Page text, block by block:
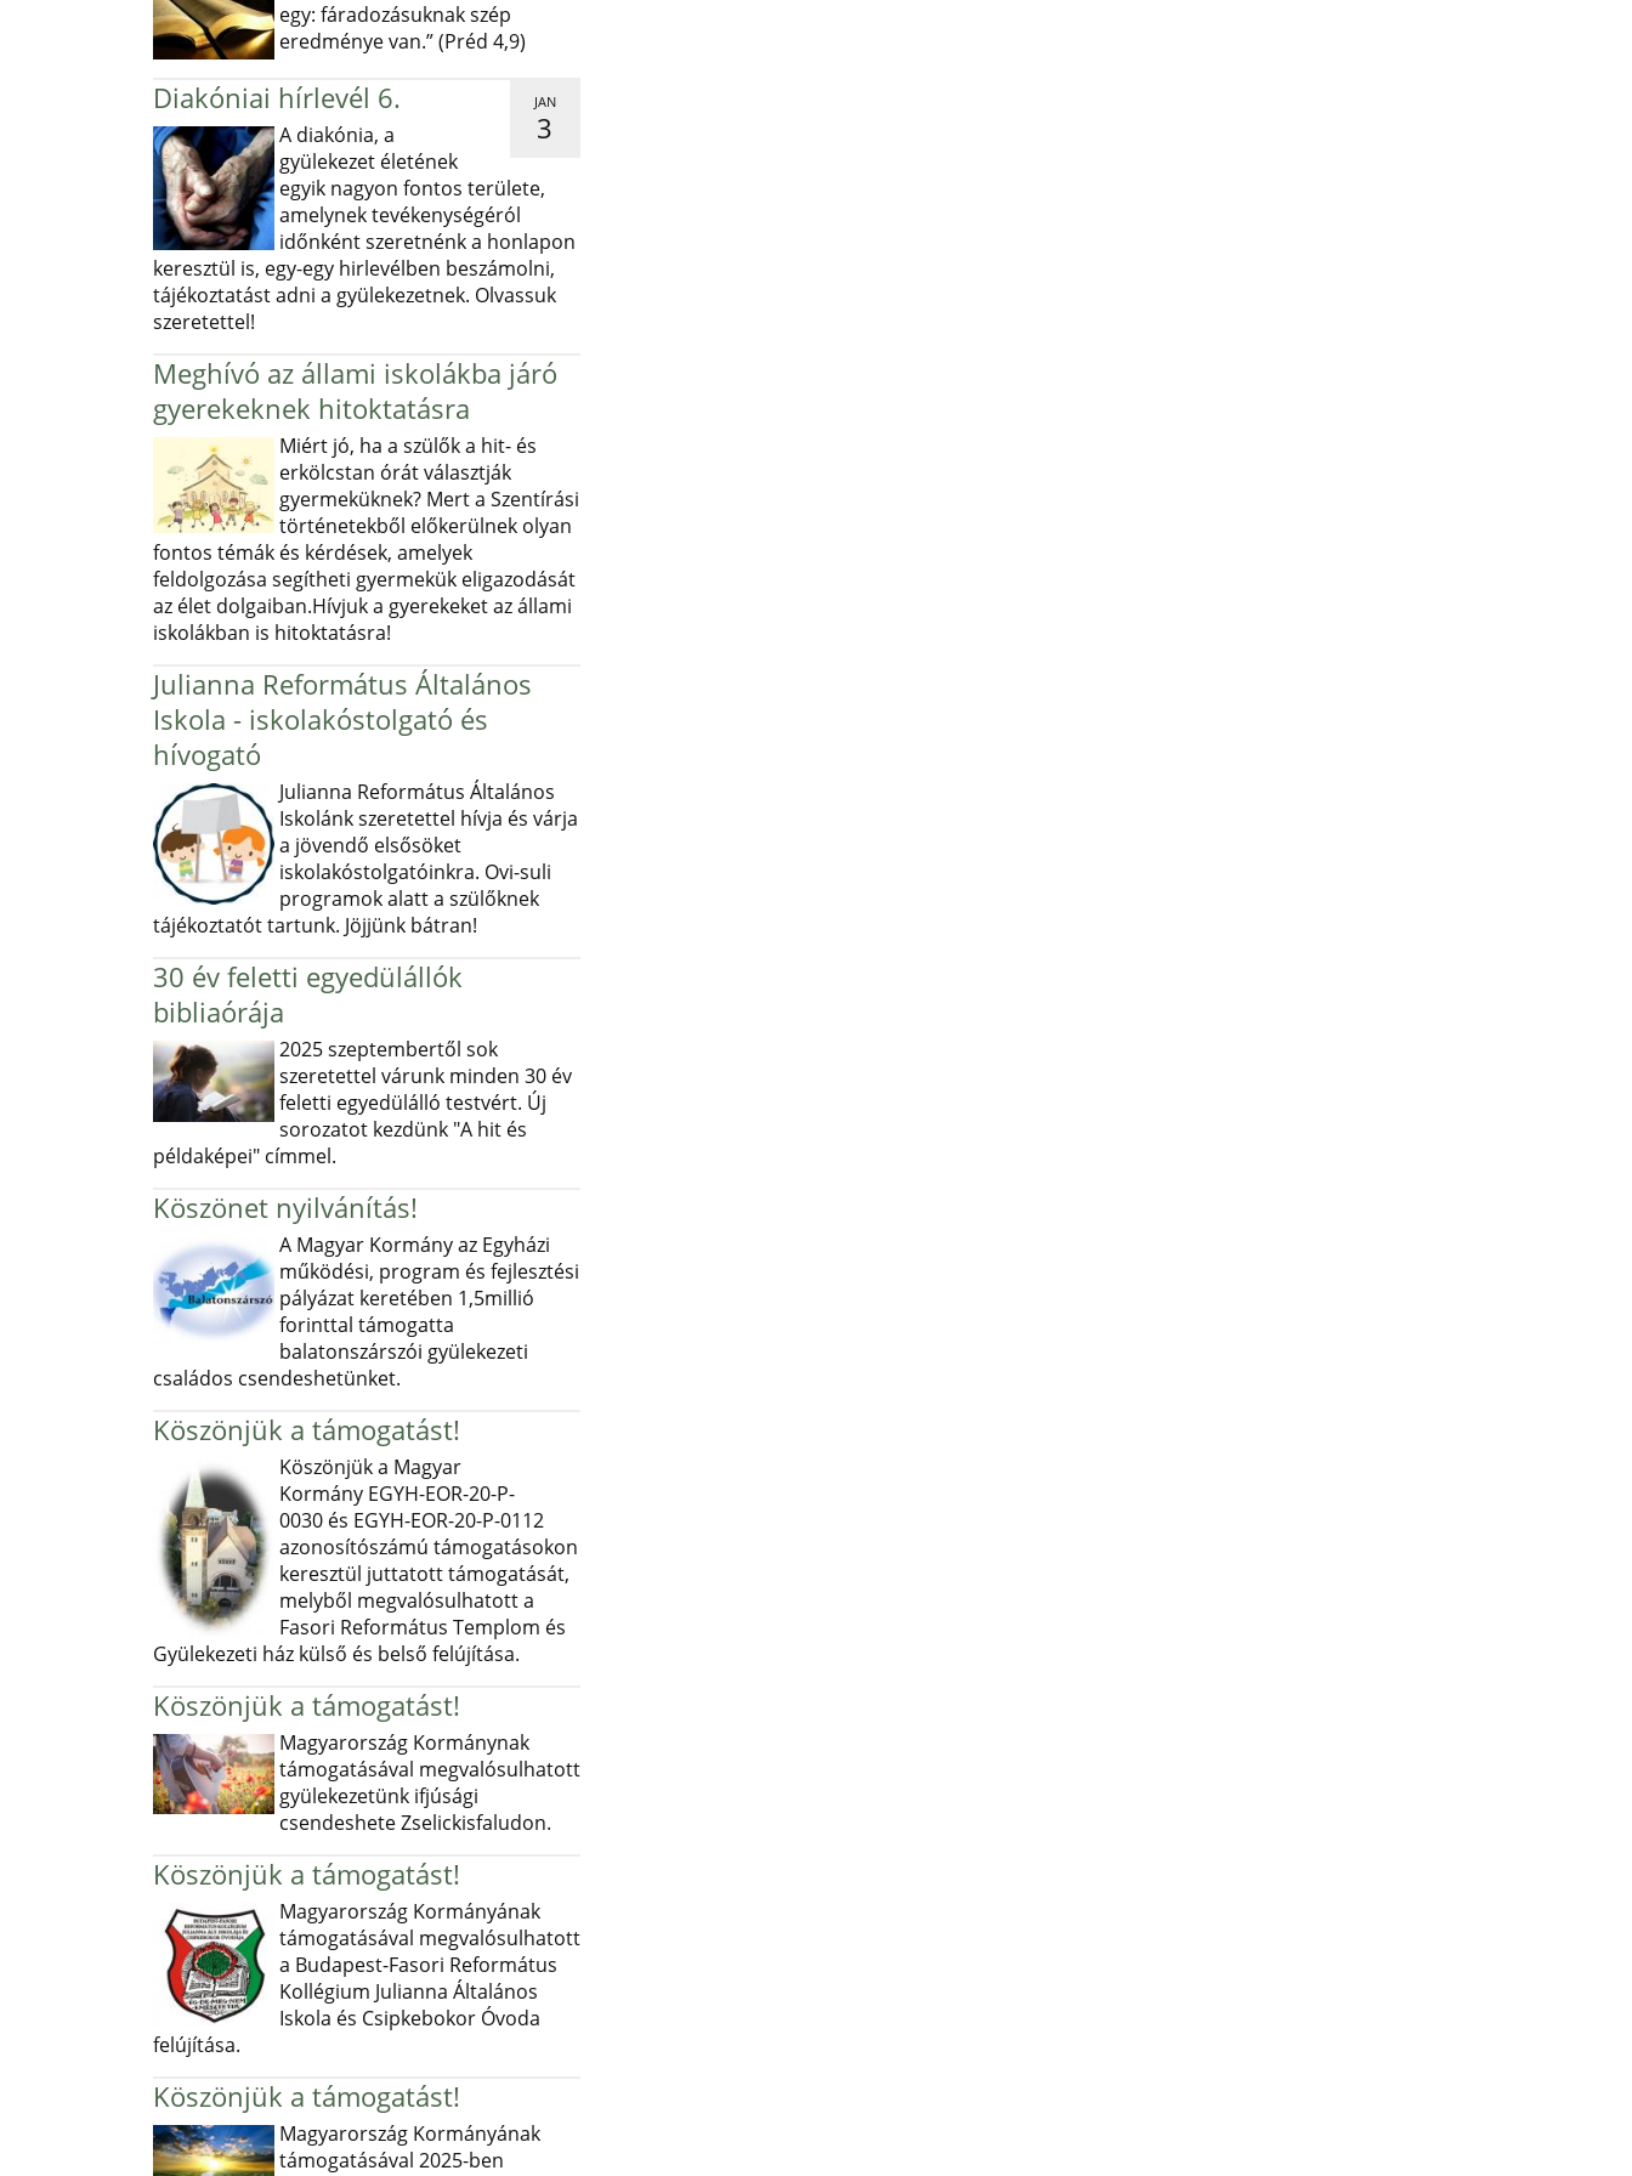
egy: fáradozásuknak szép
eredménye van.” (Préd 4,9)
JAN
3
Diakóniai hírlevél 6.
A diakónia, a
gyülekezet életének
egyik nagyon fontos területe,
amelynek tevékenységéról
időnként szeretnénk a honlapon
keresztül is, egy-egy hirlevélben beszámolni,
tájékoztatást adni a gyülekezetnek. Olvassuk
szeretettel!
Meghívó az állami iskolákba járó
gyerekeknek hitoktatásra
Miért jó, ha a szülők a hit- és
erkölcstan órát választják
gyermeküknek? Mert a Szentírási
történetekből előkerülnek olyan
fontos témák és kérdések, amelyek
feldolgozása segítheti gyermekük eligazodását
az élet dolgaiban.Hívjuk a gyerekeket az állami
iskolákban is hitoktatásra!
Julianna Református Általános
Iskola - iskolakóstolgató és
hívogató
Julianna Református Általános
Iskolánk szeretettel hívja és várja
a jövendő elsősöket
iskolakóstolgatóinkra. Ovi-suli
programok alatt a szülőknek
tájékoztatót tartunk. Jöjjünk bátran!
30 év feletti egyedülállók
bibliaórája
2025 szeptembertől sok
szeretettel várunk minden 30 év
feletti egyedülálló testvért. Új
sorozatot kezdünk "A hit és
példaképei" címmel.
Köszönet nyilvánítás!
A Magyar Kormány az Egyházi
működési, program és fejlesztési
pályázat keretében 1,5millió
forinttal támogatta
balatonszárszói gyülekezeti
családos csendeshetünket.
Köszönjük a támogatást!
Köszönjük a Magyar
Kormány EGYH-EOR-20-P-
0030 és EGYH-EOR-20-P-0112
azonosítószámú támogatásokon
keresztül juttatott támogatását,
melyből megvalósulhatott a
Fasori Református Templom és
Gyülekezeti ház külső és belső felújítása.
Köszönjük a támogatást!
Magyarország Kormánynak
támogatásával megvalósulhatott
gyülekezetünk ifjúsági
csendeshete Zselickisfaludon.
Köszönjük a támogatást!
Magyarország Kormányának
támogatásával megvalósulhatott
a Budapest-Fasori Református
Kollégium Julianna Általános
Iskola és Csipkebokor Óvoda
felújítása.
Köszönjük a támogatást!
Magyarország Kormányának
támogatásával 2025-ben